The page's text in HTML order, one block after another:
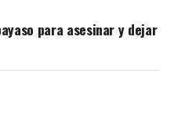
para asesinar y dejar